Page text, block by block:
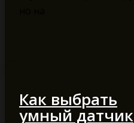
Как выбрать
умный датчик